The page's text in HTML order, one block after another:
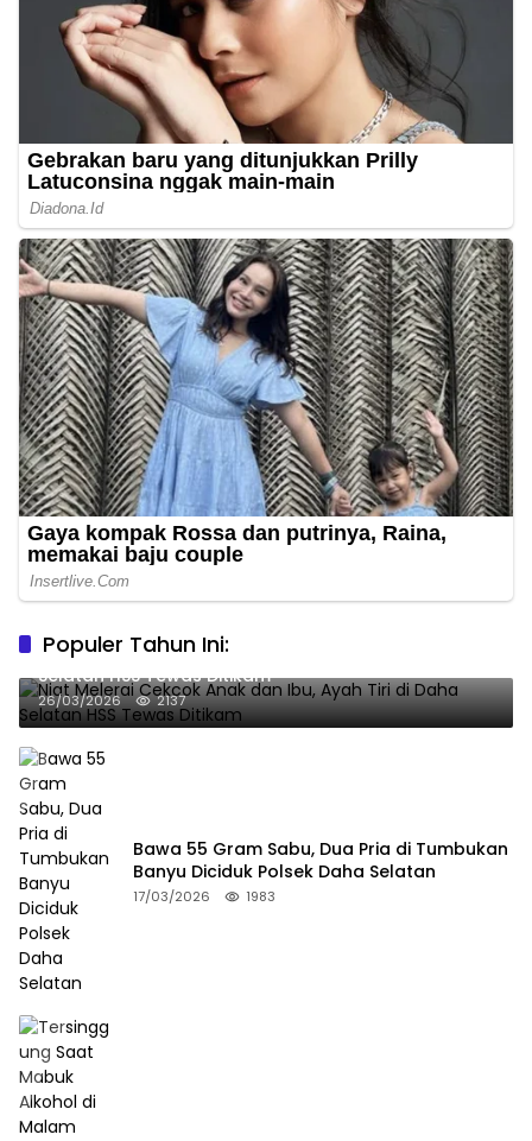
Populer Tahun Ini:
Niat Melerai Cekcok Anak dan Ibu, Ayah Tiri di Daha
Selatan HSS Tewas Ditikam
26/03/2026 2137
Bawa 55 Gram Sabu, Dua Pria di Tumbukan
Banyu Diciduk Polsek Daha Selatan
17/03/2026 1983